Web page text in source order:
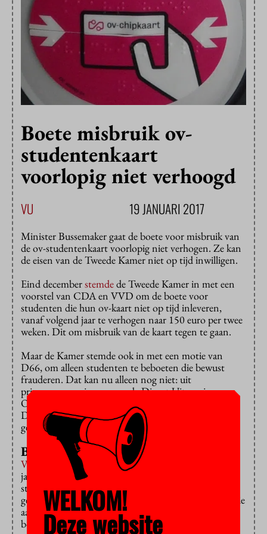
Boete misbruik ov-
studentenkaart
voorlopig niet verhoogd
VU 19 JANUARI 2017
Minister Bussemaker gaat de boete voor misbruik van
de ov-studentenkaart voorlopig niet verhogen. Ze kan
de eisen van de Tweede Kamer niet op tijd inwilligen.
Eind decemberstemdede Tweede Kamer in met een
voorstel van CDA en VVD om de boete voor
studenten die hun ov-kaart niet op tijd inleveren,
vanaf volgend jaar te verhogen naar 150 euro per twee
weken. Dit om misbruik van de kaart tegen te gaan.
Maar de Kamer stemde ook in met een motie van
D66, om alleen studenten te beboeten die bewust
frauderen. Dat kan nu alleen nog niet: uit
privacyoverwegingen mag de Dienst Uitvoering
Onderwijs de reisgegevens van studenten niet inzien.
Daarvoor moet eerst de wet studiefinanciering
gewijzigd worden.
Blij
Volgens
minister Bussemaker lukt dit niet voor 1
januari 2018. Ze kan evenmin garanderen dat het
stopzetten ov-kaart voor die tijd gemakkelijker is
gemaakt. Bovendien herhaalt ze dat eerst de informatie
aan studenten moet worden verbeterd, voordat de
boetes omhoog kunnen.
WELKOM!
Deze website